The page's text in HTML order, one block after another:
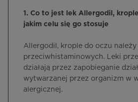
1. Co to jest lek Allergodil,
jakim celu się go stosuje
Allergodil, krople do oczu
przeciwhistaminowych. Leki
działają przez zapobieganie
wytwarzanej przez organizm w
alergicznej.